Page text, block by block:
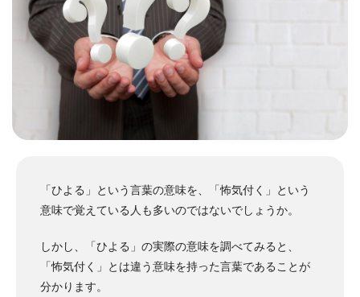
「ひよる」という言葉の意味を、「怖気付く」という
意味で覚えている人も多いのではないでしょうか。
しかし、「ひよる」の実際の意味を調べてみると、
「怖気付く」とは違う意味を持った言葉であることが
分かります。